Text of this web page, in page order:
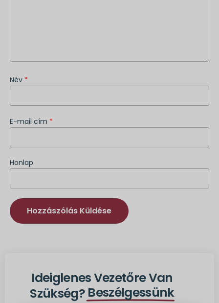
Név *
E-mail cím *
Honlap
Ideiglenes Vezetőre Van
Szükség? Beszélgessünk